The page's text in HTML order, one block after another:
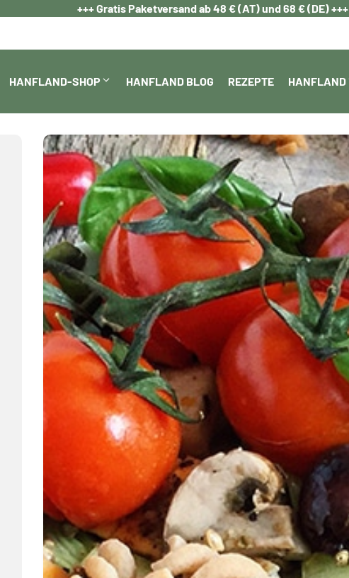
+++ Gratis Paketversand ab 48 € (AT) und 68 € (DE) +++
HANFLAND-SHOP HANFLAND BLOG REZEPTE HANFLAND